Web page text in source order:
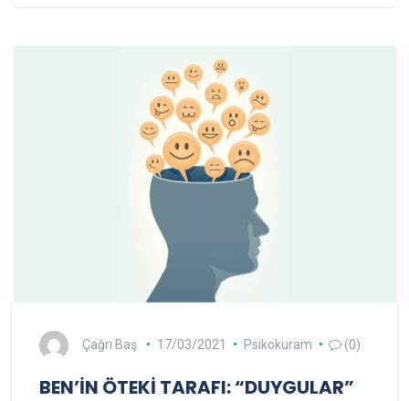
Çağrı Baş 17/03/2021 Psikokuram (0)
BEN’İN ÖTEKİ TARAFI: “DUYGULAR”